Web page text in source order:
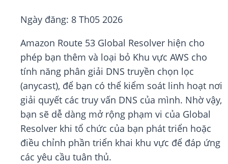
Ngày đăng: 8 Th05 2026
Amazon Route 53 Global Resolver hiện cho
phép bạn thêm và loại bỏ Khu vực AWS cho
tính năng phân giải DNS truyền chọn lọc
(anycast), để bạn có thể kiểm soát linh hoạt nơi
giải quyết các truy vấn DNS của mình. Nhờ vậy,
bạn sẽ dễ dàng mở rộng phạm vi của Global
Resolver khi tổ chức của bạn phát triển hoặc
điều chỉnh phần triển khai khu vực để đáp ứng
các yêu cầu tuân thủ.